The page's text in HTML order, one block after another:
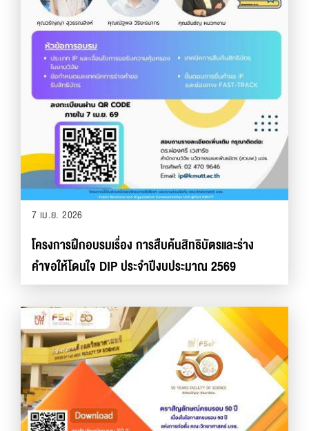
7 เม.ย. 2026
โครงการฝึกอบรมเรื่อง การสืบค้นสิทธิบัตรและร่าง
คำขอให้โดนใจ DIP ประจำปีงบประมาณ 2569